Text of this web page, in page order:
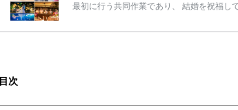
最初に行う共同作業であり、 結婚を祝福し
り分けてサーブされる 「ケーキサーブ」も
目次